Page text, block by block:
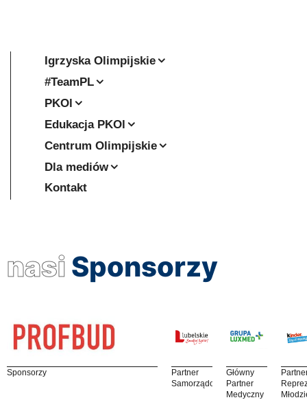
Igrzyska Olimpijskie
#TeamPL
PKOl
Edukacja PKOl
Centrum Olimpijskie
Dla mediów
Kontakt
nasi Sponsorzy
Sponsorzy
Partner
Samorządowy
Główny
Partner
Medyczny